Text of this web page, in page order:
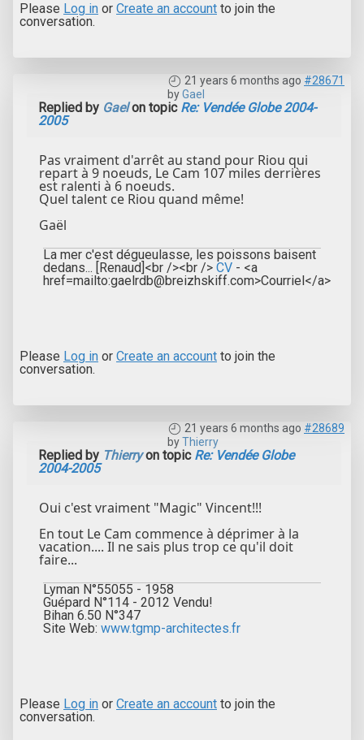
Please Log in or Create an account to join the
conversation.
21 years 6 months ago #28671
byGael
Replied by Gaelon topic Re: Vendée Globe 2004-
2005
Pas vraiment d'arrêt au stand pour Riou qui
repart à 9 noeuds, Le Cam 107 miles derrières
est ralenti à 6 noeuds.
Quel talent ce Riou quand même!
Gaël
La mer c'est dégueulasse, les poissons baisent
dedans... [Renaud]<br /><br /> CV - <a
href=mailto:gaelrdb@breizhskiff.com>Courriel</a>
Please Log in or Create an account to join the
conversation.
21 years 6 months ago #28689
byThierry
Replied by Thierryon topic Re: Vendée Globe
2004-2005
Oui c'est vraiment "Magic" Vincent!!!
En tout Le Cam commence à déprimer à la
vacation.... Il ne sais plus trop ce qu'il doit
faire...
Lyman N°55055 - 1958
Guépard N°114 - 2012 Vendu!
Bihan 6.50 N°347
Site Web: www.tgmp-architectes.fr
Please Log in or Create an account to join the
conversation.